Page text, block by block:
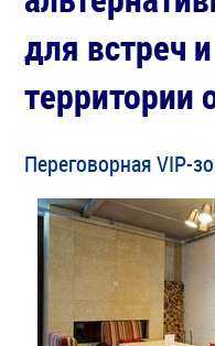
для встреч
территории
Переговорная VIP-